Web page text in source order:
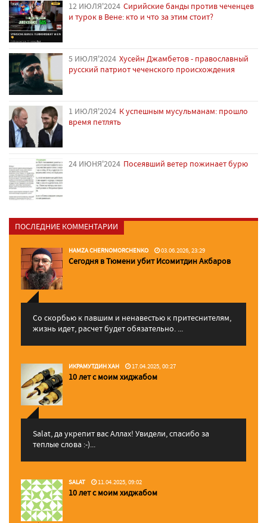
12 ИЮЛЯ'2024 Сирийские банды против чеченцев
и турок в Вене: кто и что за этим стоит?
5 ИЮЛЯ'2024 Хусейн Джамбетов - православный
русский патриот чеченского происхождения
1 ИЮЛЯ'2024 К успешным мусульманам: прошло
время петлять
24 ИЮНЯ'2024 Посеявший ветер пожинает бурю
ПОСЛЕДНИЕ КОММЕНТАРИИ
HAMZA CHERNOMORCHENKO 03.06.2026, 23:29
Сегодня в Тюмени убит Исомитдин Акбаров
Со скорбью к павшим и ненавестью к притеснителям,
жизнь идет, расчет будет обязательно. ...
ИКРАМУТДИН ХАН 17.04.2025, 00:27
10 лет с моим хиджабом
Salat, да укрепит вас Аллаx! Увидели, спасибо за
теплые слова :-)...
SALAT 11.04.2025, 09:02
10 лет с моим хиджабом